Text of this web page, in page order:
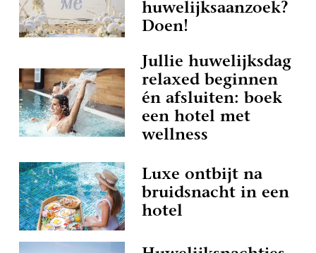
huwelijksaanzoek?
Doen!
Jullie huwelijksdag
relaxed beginnen
én afsluiten: boek
een hotel met
wellness
Luxe ontbijt na
bruidsnacht in een
hotel